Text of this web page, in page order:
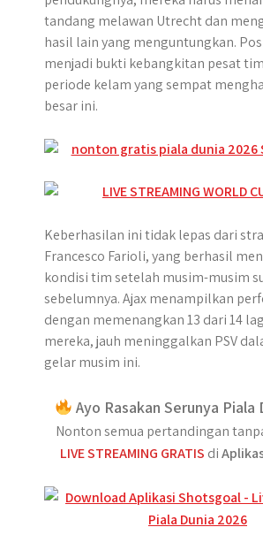
tandang melawan Utrecht dan
hasil lain yang menguntungkan.
menjadi bukti kebangkitan pesat
periode kelam yang sempat
besar ini.
Keberhasilan ini tidak lepas dari
Francesco Farioli, yang berhasil
kondisi tim setelah musim-musim
sebelumnya. Ajax menampilkan
dengan memenangkan 13 dari 14
mereka, jauh meninggalkan PSV
gelar musim ini.
Ayo Rasakan Serunya Piala
Nonton semua pertandingan
LIVE STREAMING GRATIS di